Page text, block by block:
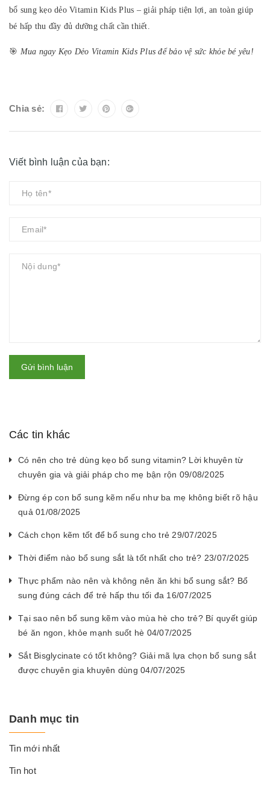
bổ sung kẹo dẻo Vitamin Kids Plus – giải pháp tiện lợi, an toàn giúp
bé hấp thu đầy đủ dưỡng chất cần thiết.
🎯 Mua ngay Kẹo Dẻo Vitamin Kids Plus để bảo vệ sức khỏe bé yêu!
Chia sẻ:
Viết bình luận của bạn:
Gửi bình luận
Các tin khác
Có nên cho trẻ dùng kẹo bổ sung vitamin? Lời khuyên từ
chuyên gia và giải pháp cho mẹ bận rộn 09/08/2025
Đừng ép con bổ sung kẽm nếu như ba mẹ không biết rõ hậu
quả 01/08/2025
Cách chọn kẽm tốt để bổ sung cho trẻ 29/07/2025
Thời điểm nào bổ sung sắt là tốt nhất cho trẻ? 23/07/2025
Thực phẩm nào nên và không nên ăn khi bổ sung sắt? Bổ
sung đúng cách để trẻ hấp thu tối đa 16/07/2025
Tại sao nên bổ sung kẽm vào mùa hè cho trẻ? Bí quyết giúp
bé ăn ngon, khỏe mạnh suốt hè 04/07/2025
Sắt Bisglycinate có tốt không? Giải mã lựa chọn bổ sung sắt
được chuyên gia khuyên dùng 04/07/2025
Danh mục tin
Tin mới nhất
Tin hot